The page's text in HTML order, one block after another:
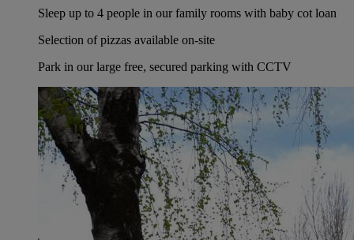
Sleep up to 4 people in our family rooms with baby cot loan
Selection of pizzas available on-site
Park in our large free, secured parking with CCTV